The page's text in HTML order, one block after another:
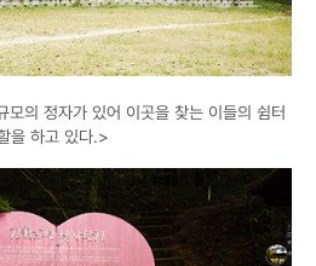
모의 정자가 있어 이곳을 찾는 이들의 쉼터
을 하고 있다.>